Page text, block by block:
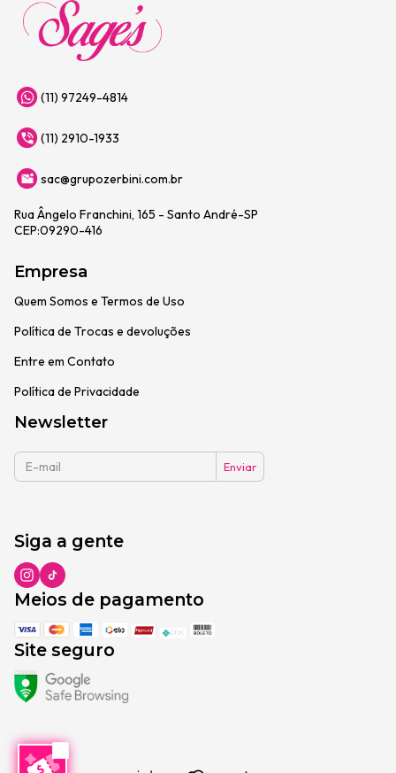
(11) 97249-4814
(11) 2910-1933
sac@grupozerbini.com.br
Rua Ângelo Franchini, 165 - Santo André-SP
CEP:09290-416
Empresa
Quem Somos e Termos de Uso
Política de Trocas e devoluções
Entre em Contato
Política de Privacidade
Newsletter
Siga a gente
Meios de pagamento
Site seguro